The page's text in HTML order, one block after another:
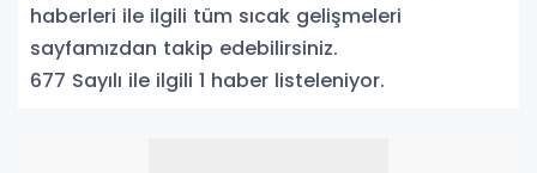
haberleri ile ilgili tüm sıcak gelişmeleri
sayfamızdan takip edebilirsiniz.
677 Sayılı ile ilgili 1 haber listeleniyor.